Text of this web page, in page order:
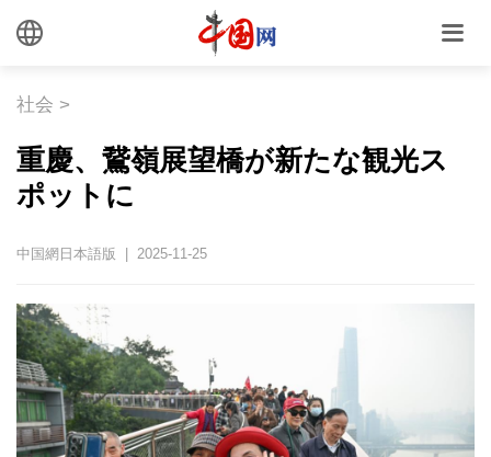
社会 >
重慶、鵞嶺展望橋が新たな観光ス
ポットに
中国網日本語版 | 2025-11-25